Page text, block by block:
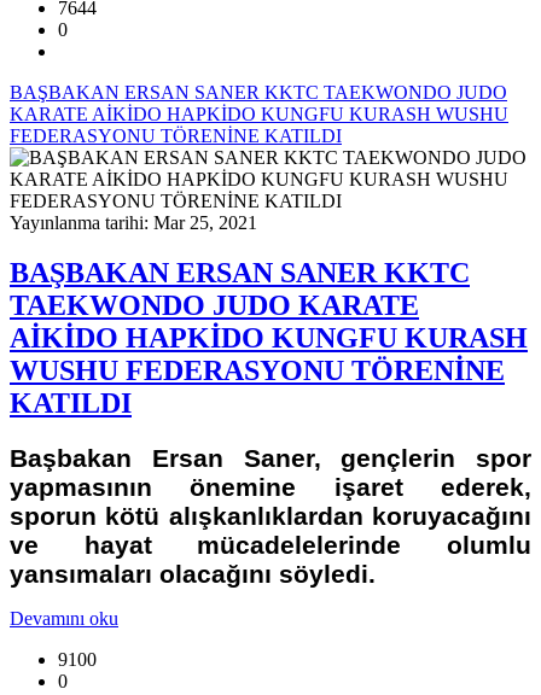
7644
0
BAŞBAKAN ERSAN SANER KKTC TAEKWONDO JUDO
KARATE AİKİDO HAPKİDO KUNGFU KURASH WUSHU
FEDERASYONU TÖRENİNE KATILDI
Yayınlanma tarihi: Mar 25, 2021
BAŞBAKAN ERSAN SANER KKTC
TAEKWONDO JUDO KARATE
AİKİDO HAPKİDO KUNGFU KURASH
WUSHU FEDERASYONU TÖRENİNE
KATILDI
Başbakan Ersan Saner, gençlerin spor
yapmasının önemine işaret ederek,
sporun kötü alışkanlıklardan koruyacağını
ve hayat mücadelelerinde olumlu
yansımaları olacağını söyledi.
Devamını oku
9100
0